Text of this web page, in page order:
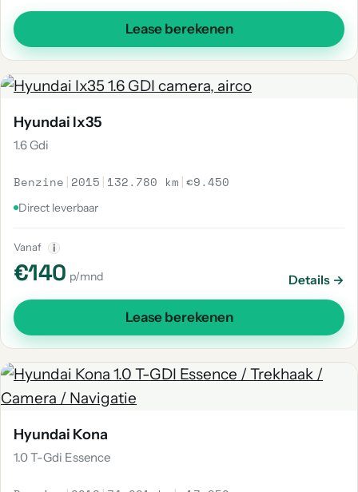
Lease berekenen
Hyundai Ix35
1.6 Gdi
Benzine | 2015 | 132.780 km |€9.450
Direct leverbaar
Vanaf i
€140 p/mnd Details →
Lease berekenen
Hyundai Kona
1.0 T-Gdi Essence